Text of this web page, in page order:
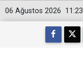
11:23
06 Ağustos 2026